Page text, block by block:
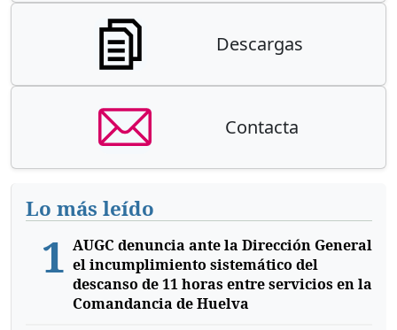
Descargas
Contacta
Lo más leído
1 AUGC denuncia ante la Dirección General
el incumplimiento sistemático del
descanso de 11 horas entre servicios en la
Comandancia de Huelva